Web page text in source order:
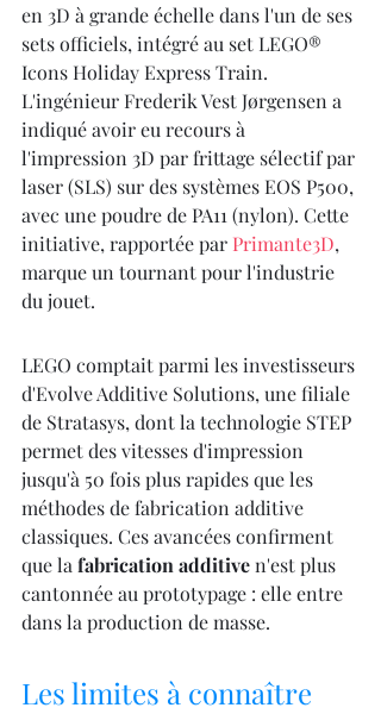
en 3D à grande échelle dans l'un de ses
sets officiels, intégré au set LEGO®
Icons Holiday Express Train.
L'ingénieur Frederik Vest Jørgensen a
indiqué avoir eu recours à
l'impression 3D par frittage sélectif par
laser (SLS) sur des systèmes EOS P500,
avec une poudre de PA11 (nylon). Cette
initiative, rapportée par Primante3D,
marque un tournant pour l'industrie
du jouet.
LEGO comptait parmi les investisseurs
d'Evolve Additive Solutions, une filiale
de Stratasys, dont la technologie STEP
permet des vitesses d'impression
jusqu'à 50 fois plus rapides que les
méthodes de fabrication additive
classiques. Ces avancées confirment
que la fabrication additive n'est plus
cantonnée au prototypage : elle entre
dans la production de masse.
Les limites à connaître